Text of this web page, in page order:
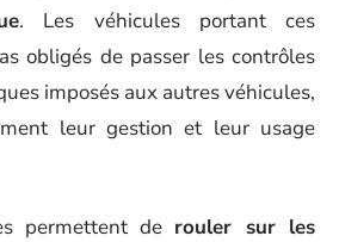
. Les véhicules portant ces
obligés de passer les contrôles
imposés aux autres véhicules,
leur gestion et leur usage
permettent de rouler sur les